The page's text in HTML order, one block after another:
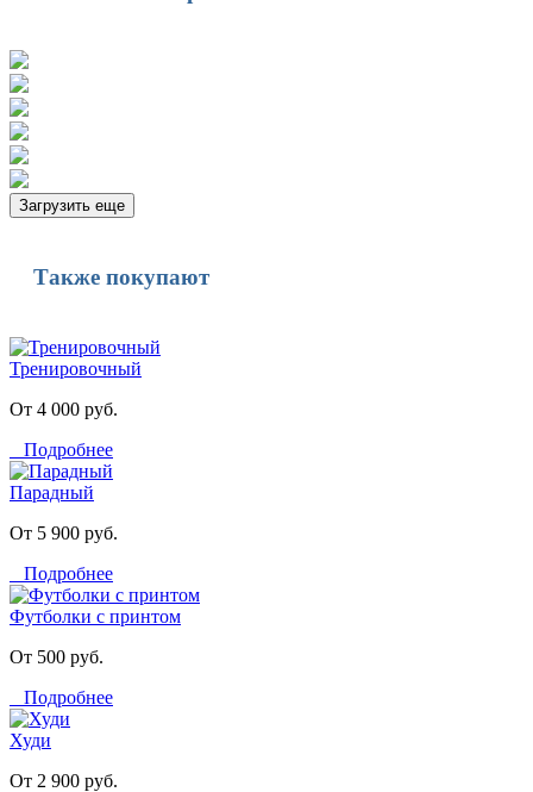
Загрузить еще
Также покупают
Тренировочный
От 4 000 руб.
Подробнее
Парадный
От 5 900 руб.
Подробнее
Футболки с принтом
От 500 руб.
Подробнее
Худи
От 2 900 руб.